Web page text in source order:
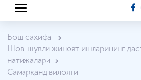
Бош саҳифа
Шов-шувли жиноят ишларининг
натижалари
Самарқанд вилояти